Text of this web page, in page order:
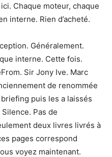
Chaque moteur, chaque
interne. Rien d’acheté.
Généralement.
interne. Cette fois.
Sir Jony Ive. Marc
de renommée
puis les a laissés
Pas de
deux livres livrés à
pages correspond
voyez maintenant.